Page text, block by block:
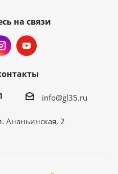
на связи
info@gl35.ru
Ананьинская, 2